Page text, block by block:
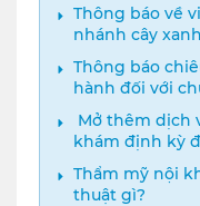
Thông báo về
nhánh cây
Thông báo
hành đối với
dưỡng năm 2024
Mở thêm dịch
khám định kỳ
Thẩm mỹ nội
thuật gì?